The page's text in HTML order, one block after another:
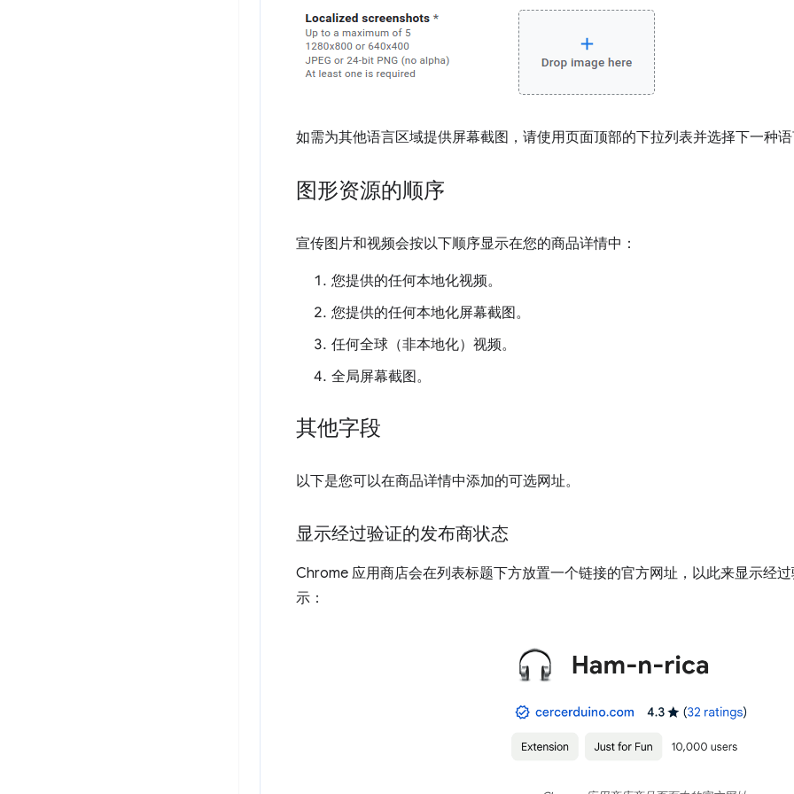
如需为其他语言区域提供屏幕截图，请使用页面顶部的下拉列表并选择下一种
图形资源的顺序
宣传图片和视频会按以下顺序显示在您的商品详情中：
您提供的任何本地化视频。
您提供的任何本地化屏幕截图。
任何全球（非本地化）视频。
全局屏幕截图。
其他字段
以下是您可以在商品详情中添加的可选网址。
显示经过验证的发布商状态
Chrome 应用商店会在列表标题下方放置一个链接的官方网址，以此来显示经
示：